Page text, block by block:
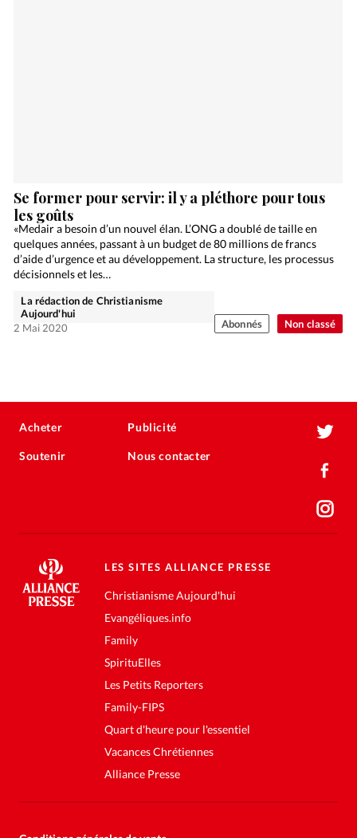
Non classé
Se former pour servir: il y a pléthore pour tous
les goûts
«Medair a besoin d’un nouvel élan. L’ONG a doublé de taille en
quelques années, passant à un budget de 80 millions de francs
d’aide d’urgence et au développement. La structure, les processus
décisionnels et les…
La rédaction de Christianisme
Aujourd'hui
2 Mai 2020
Abonnés
Acheter
Soutenir
Publicité
Nous contacter
LES SITES ALLIANCE PRESSE
Christianisme Aujourd'hui
Evangéliques.info
Family
SpirituElles
Les Petits Reporters
Family-FIPS
Quart d'heure pour l'essentiel
Vacances Chrétiennes
Alliance Presse